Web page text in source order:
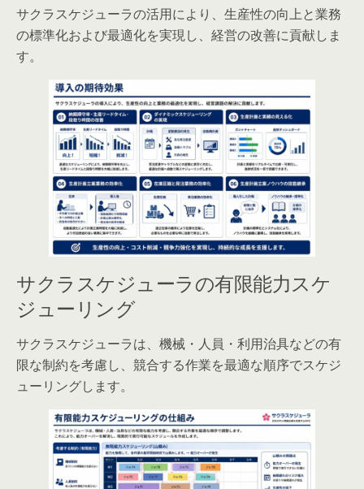
サクラスケジューラの活用により、生産性の向上と業務
の標準化および最適化を実現し、経営の改善に貢献しま
す。
サクラスケジューラの有限能力スケ
ジューリング
サクラスケジューラは、機械・人員・利用治具などの有
限な制約を考慮し、競合する作業を最適な順序でスケジ
ューリングします。